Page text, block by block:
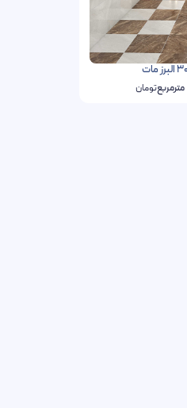
مترمربعتومان